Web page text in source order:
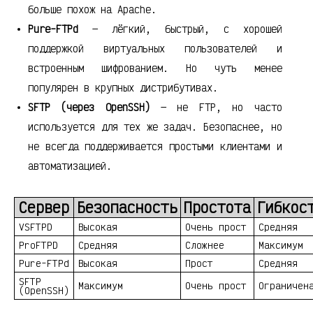
больше похож на Apache.
Pure-FTPd — лёгкий, быстрый, с хорошей
поддержкой виртуальных пользователей и
встроенным шифрованием. Но чуть менее
популярен в крупных дистрибутивах.
SFTP (через OpenSSH) — не FTP, но часто
используется для тех же задач. Безопаснее, но
не всегда поддерживается простыми клиентами и
автоматизацией.
Сервер Безопасность Простота
VSFTPD Высокая Очень прост
Средняя
ProFTPD
Средняя Сложнее
Максимум
Pure-FTPd
Высокая Прост
Средняя
SFTP
(OpenSSH) Максимум Очень прост